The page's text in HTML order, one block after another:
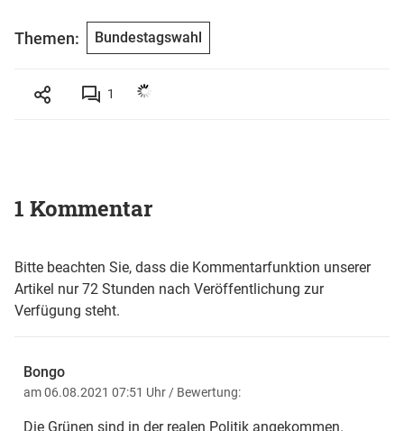
Themen: Bundestagswahl
1
1 Kommentar
Bitte beachten Sie, dass die Kommentarfunktion unserer
Artikel nur 72 Stunden nach Veröffentlichung zur
Verfügung steht.
Bongo
am 06.08.2021 07:51 Uhr / Bewertung:
Die Grünen sind in der realen Politik angekommen.